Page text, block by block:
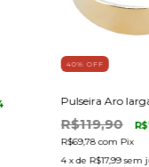
40% OFF
Pulseira Aro
R$119,90
R$69,78com Pix
4 x de R$17,99 sem